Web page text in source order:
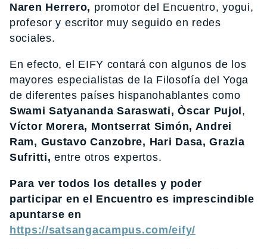
Naren Herrero, promotor del Encuentro, yogui,
profesor y escritor muy seguido en redes
sociales.
En efecto, el EIFY contará con algunos de los
mayores especialistas de la Filosofía del Yoga
de diferentes países hispanohablantes como
Swami Satyananda Saraswati, Òscar Pujol,
Víctor Morera, Montserrat Simón, Andrei
Ram, Gustavo Canzobre, Hari Dasa, Grazia
Sufritti, entre otros expertos.
Para ver todos los detalles y poder
participar en el Encuentro es imprescindible
apuntarse en
https://satsangacampus.com/eify/